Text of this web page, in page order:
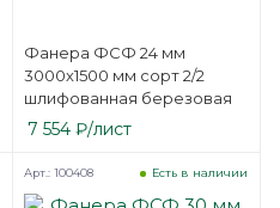
Фанера ФСФ 24 мм
3000х1500 мм сорт 2/2
шлифованная березовая
7 554₽/лист
Есть в наличии
Арт.: 100408